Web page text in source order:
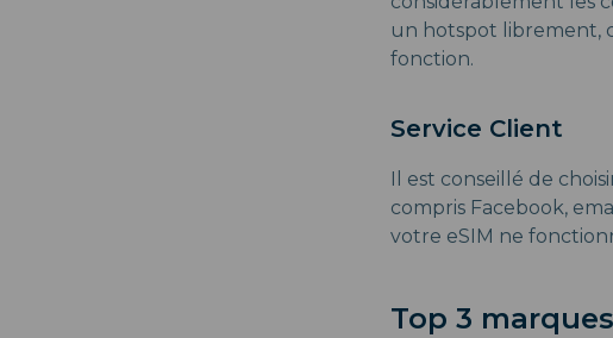
un hotspot librement,
fonction.
Service Client
Il est conseillé de
compris Facebook,
votre eSIM ne
Top 3